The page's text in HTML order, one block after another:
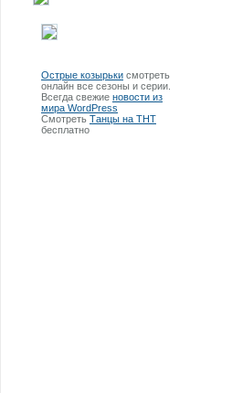
Острые козырьки смотреть
онлайн все сезоны и серии.
Всегда свежие новости из
мира WordPress
Смотреть Танцы на ТНТ
бесплатно